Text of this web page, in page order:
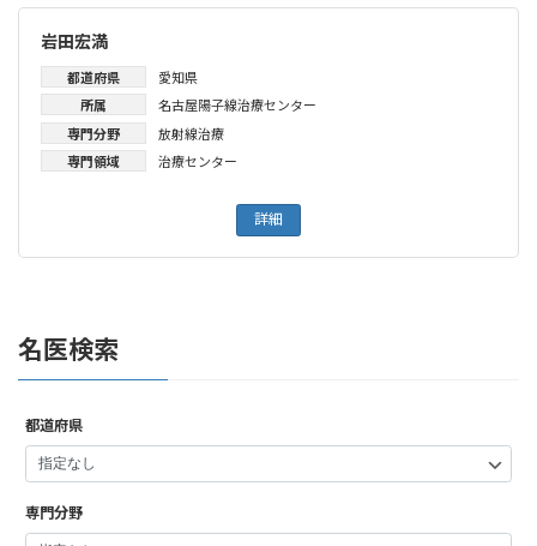
岩田宏満
都道府県
愛知県
所属
名古屋陽子線治療センター
専門分野
放射線治療
専門領域
治療センター
詳細
名医検索
都道府県
専門分野